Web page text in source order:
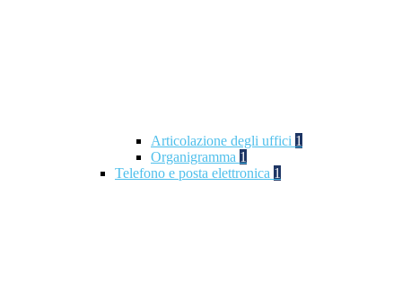
Articolazione degli uffici 1
Organigramma 1
Telefono e posta elettronica 1